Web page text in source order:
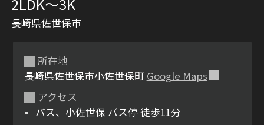
シャーメゾンとは
ン
長崎県佐世保市
所在地
長崎県佐世保市小佐世保町 Google Maps
アクセス
バス、小佐世保 バス停 徒歩11分